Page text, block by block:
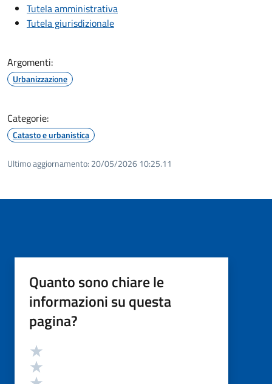
Tutela amministrativa
Tutela giurisdizionale
Argomenti:
Urbanizzazione
Categorie:
Catasto e urbanistica
Ultimo aggiornamento: 20/05/2026 10:25.11
Quanto sono chiare le
informazioni su questa
pagina?
Valutazione